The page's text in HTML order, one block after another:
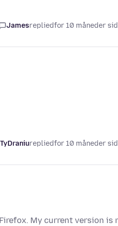
Jamesrepliedfor 10 måneder
TyDraniurepliedfor 10 måneder
My current version is